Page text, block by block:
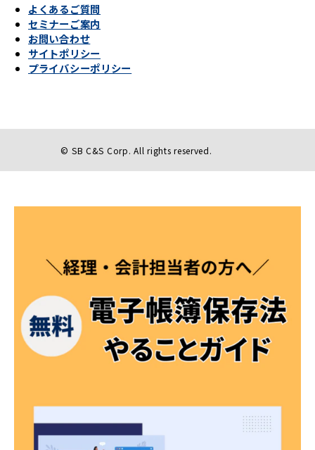
よくあるご質問
セミナーご案内
お問い合わせ
サイトポリシー
プライバシーポリシー
© SB C&S Corp. All rights reserved.